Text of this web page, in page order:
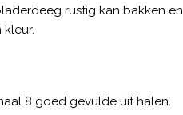
rustig kan bakken en
8 goed gevulde uit halen.